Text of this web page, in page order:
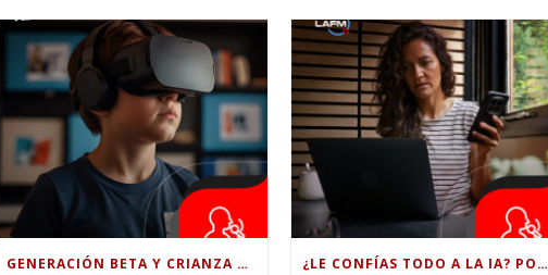
GENERACIÓN BETA Y CRIANZA DIGITAL: LOS RETOS DE CRIAR HIJOS EN LA ERA DE LA INTELIGENCIA ARTIFICIAL ¿LE CONFÍAS TODO A LA IA? POR QUÉ LA PSICÓLOGA DICE QUE ESO PUEDE COSTARTE TUS PROPIAS HABILIDADES